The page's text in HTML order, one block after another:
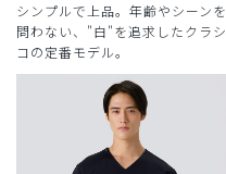
シンプルで上品。年齢やシーンを
問わない、"白"を追求したクラシ
コの定番モデル。